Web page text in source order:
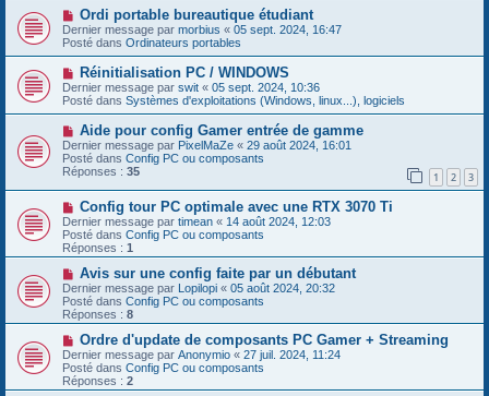
s
g
e
a
u
m
e
s
s
a
g
e
N
o
u
v
e
a
u
m
e
s
s
a
g
e
Ordi portable bureautique étudiant
Dernier message par morbius « 05 sept. 2024, 16:47
Posté dans Ordinateurs portables
N
o
u
v
a
u
m
e
s
s
a
g
e
Réinitialisation PC / WINDOWS
Dernier message par swit « 05 sept. 2024, 10:36
Posté dans Systèmes d'exploitations (Windows, linux...), logiciels
N
o
u
v
e
a
u
m
e
s
s
a
g
e
Aide pour config Gamer entrée de gamme
Dernier message par PixelMaZe « 29 août 2024, 16:01
Posté dans Config PC ou composants
Réponses : 35 1 2 3
N
o
u
v
e
u
m
e
s
s
a
g
e
Config tour PC optimale avec une RTX 3070 Ti
Dernier message par timean « 14 août 2024, 12:03
Posté dans Config PC ou composants
Réponses : 1
N
o
u
v
e
a
m
e
s
Avis sur une config faite par un débutant
Dernier message par Lopilopi « 05 août 2024, 20:32
Posté dans Config PC ou composants
Réponses : 8
N
o
u
v
e
Ordre d'update de composants PC Gamer + Streaming
Dernier message par Anonymio « 27 juil. 2024, 11:24
Posté dans Config PC ou composants
Réponses : 2